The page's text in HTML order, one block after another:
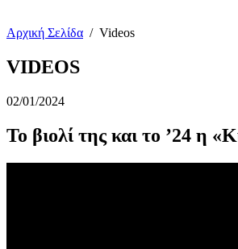
Αρχική Σελίδα / Videos
VIDEOS
02/01/2024
Το βιολί της και το ’24 η